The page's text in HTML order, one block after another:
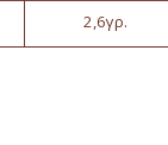
2,6γρ.